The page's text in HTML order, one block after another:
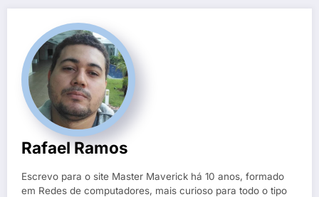
Rafael Ramos
Escrevo para o site Master Maverick há 10 anos, formado
em Redes de computadores, mais curioso para todo o tipo